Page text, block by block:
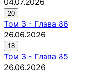
04.07.2026
20
Том 3 - Глава 86
26.06.2026
18
Том 3 - Глава 85
26.06.2026